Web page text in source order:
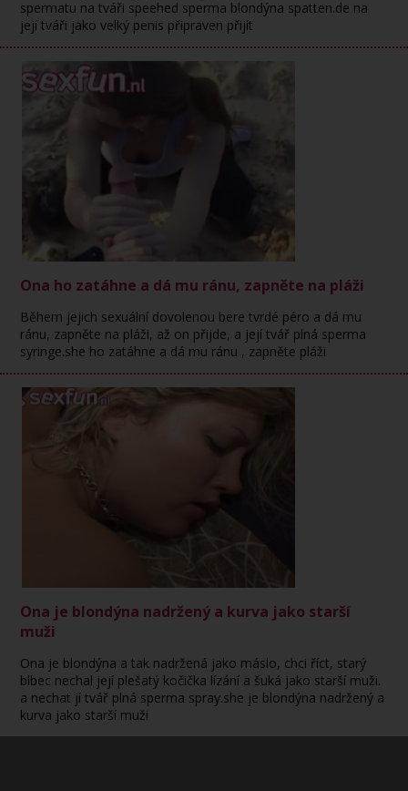
spermatu na tváři speehed sperma blondýna spatten.de na
její tváři jako velký penis připraven přijít
Ona ho zatáhne a dá mu ránu, zapněte na pláži
Během jejich sexuální dovolenou bere tvrdé péro a dá mu
ránu, zapněte na pláži, až on přijde, a její tvář plná sperma
syringe.she ho zatáhne a dá mu ránu , zapněte pláži
Ona je blondýna nadržený a kurva jako starší
muži
Ona je blondýna a tak nadržená jako máslo, chci říct, starý
blbec nechal její plešatý kočička lízání a šuká jako starší muži.
a nechat jí tvář plná sperma spray.she je blondýna nadržený a
kurva jako starší muži